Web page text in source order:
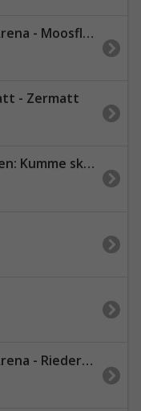
Bergstation
- Zermatt
Kumme ski lift
SB Riederfurka Bergstation